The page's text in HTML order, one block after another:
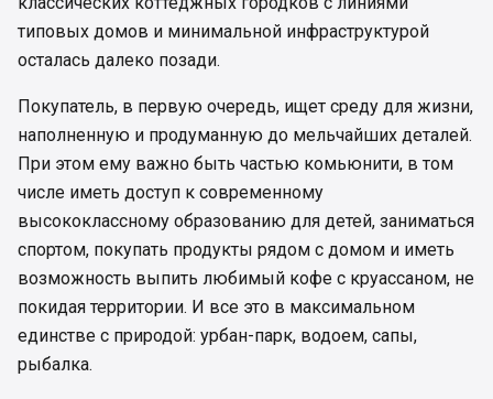
типовых домов и минимальной инфраструктурой
осталась далеко позади.
Покупатель, в первую очередь, ищет среду для жизни,
наполненную и продуманную до мельчайших деталей.
При этом ему важно быть частью комьюнити, в том
числе иметь доступ к современному
высококлассному образованию для детей, заниматься
спортом, покупать продукты рядом с домом и иметь
возможность выпить любимый кофе с круассаном, не
покидая территории. И все это в максимальном
единстве с природой: урбан-парк, водоем, сапы,
рыбалка.